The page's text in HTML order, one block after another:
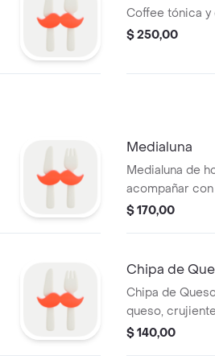
Coffee tónica
$ 250,00
Medialuna
Medialuna de
acompañar
$ 170,00
Chipa de
Chipa de
queso,
dentro.
$ 140,00